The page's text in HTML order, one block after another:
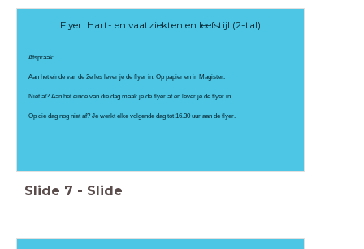
Flyer: Hart- en vaatziekten en leefstijl (2-tal)
Afspraak:
Aan het einde van de 2e les lever je de flyer in. Op papier en in Magister.
Niet af? Aan het einde van die dag maak je de flyer af en lever je de flyer in.
Op die dag nog niet af? Je werkt elke volgende dag tot 16.30 uur aan de flyer.
Slide 7 - Slide